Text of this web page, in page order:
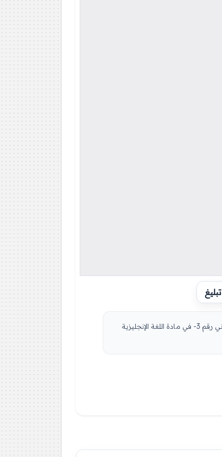
تبليغ
مادة اللغة الإنجليزية للسنة الثانية 2 ثانوي دروس مفصلة، فروض واختبارات، تمارين محلولة: نموذج لإمتحان في الفصل الثاني رقم 3- في مادة اللغة الإنجليزية